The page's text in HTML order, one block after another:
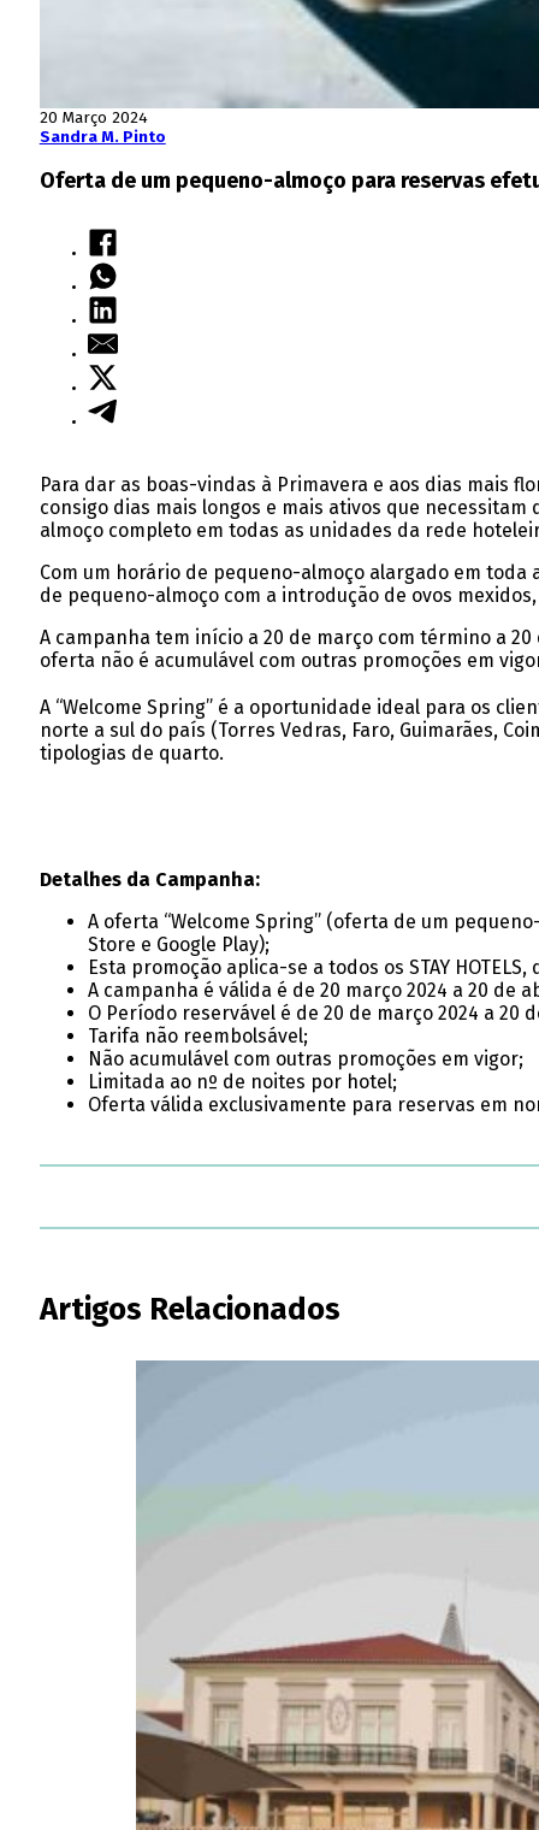
20 Março 2024
Sandra M. Pinto
Oferta de um pequeno-almoço para reservas
Para dar as boas-vindas à Primavera e aos dias mais
consigo dias mais longos e mais ativos que
almoço completo em todas as unidades da rede
Com um horário de pequeno-almoço alargado em toda
de pequeno-almoço com a introdução de ovos
A campanha tem início a 20 de março com término a
oferta não é acumulável com outras promoções em
A “Welcome Spring” é a oportunidade ideal para os
norte a sul do país (Torres Vedras, Faro, Guimarães,
tipologias de quarto.
Detalhes da Campanha:
A oferta “Welcome Spring” (oferta de um
Store e Google Play);
Esta promoção aplica-se a todos os STAY
A campanha é válida é de 20 março 2024 a 20 de
O Período reservável é de 20 de março 2024 a 20
Tarifa não reembolsável;
Não acumulável com outras promoções em vigor;
Limitada ao nº de noites por hotel;
Oferta válida exclusivamente para reservas em
Artigos Relacionados